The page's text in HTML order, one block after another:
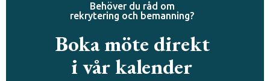
Behöver du råd om
rekrytering och bemanning?
Boka möte direkt
i vår kalender